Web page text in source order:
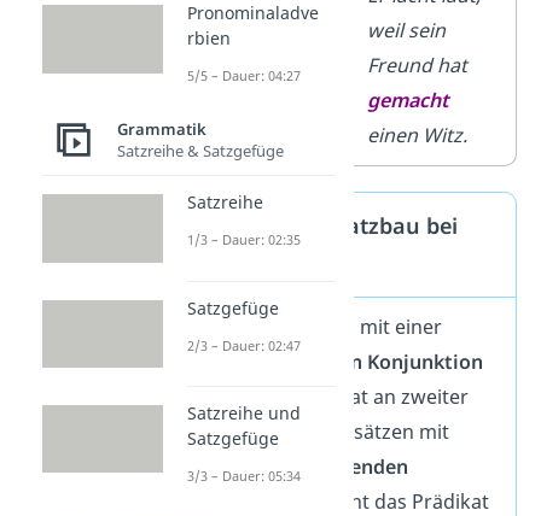
weil sein
Freund einen
hat
weil sein
Freund hat
gemacht
einen Witz.
Grundregel: Satzbau bei
Bei Nebensätzen mit einer
nebenordnenden Konjunktion
steht das Prädikat an zweiter
Stelle. Bei Nebensätzen mit
einer
unterordnenden
steht das Prädikat
Pronominaladve
rbien
5/5 – Dauer: 04:27
Grammatik
Satzreihe & Satzgefüge
Satzreihe
1/3 – Dauer: 02:35
Satzgefüge
2/3 – Dauer: 02:47
Satzreihe und
Satzgefüge
3/3 – Dauer: 05:34